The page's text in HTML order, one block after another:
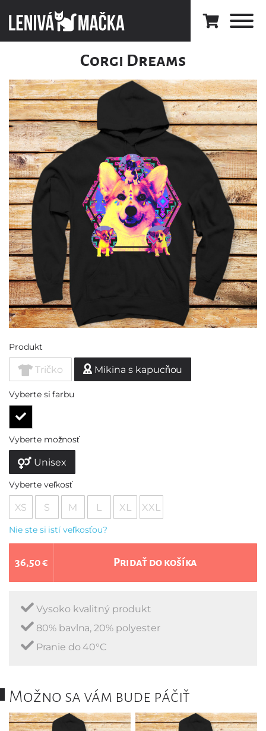
Corgi Dreams
Produkt
Tričko Mikina s kapucňou
Vyberte si farbu
Vyberte možnosť
Unisex
Vyberte veľkosť
XS S M L XL XXL
Nie ste si istí veľkosťou?
36,50 € Pridať do košíka
Vysoko kvalitný produkt
80% bavlna, 20% polyester
Pranie do 40°C
Možno sa vám bude páčiť